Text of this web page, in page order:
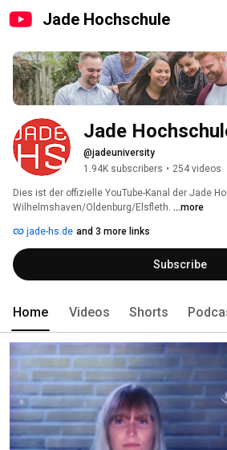
Jade Hochschule
Jade
@jadeuniversity
1.94K subscribers • 254 videos
Dies ist der offizielle YouTube-Kanal der Jade
Wilhelmshaven/Oldenburg/Elsfleth. ...more
jade-hs.de and 3 more links
Subscribe
Home Videos Shorts